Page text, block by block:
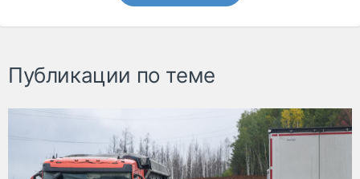
Публикации по теме